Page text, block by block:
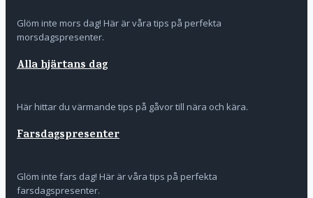
Glöm inte mors dag! Här är våra tips på perfekta
morsdagspresenter.
Alla hjärtans dag
Här hittar du värmande tips på gåvor till nära och kära.
Farsdagspresenter
Glöm inte fars dag! Här är våra tips på perfekta
farsdagspresenter.